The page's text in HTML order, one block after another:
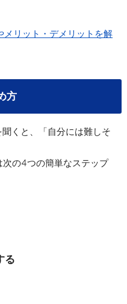
メリット・デメリットを解
方
聞くと、「自分には難しそ
次の4つの簡単なステップ
る